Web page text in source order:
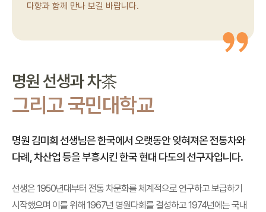
다향과 함께 만나 보길 바랍니다.
명원 선생과 차茶
그리고 국민대학교
명원 김미희 선생님은 한국에서 오랫동안 잊혀져온 전통차와
다례, 차산업 등을 부흥시킨 한국 현대 다도의 선구자입니다.
선생은 1950년대부터 전통 차문화를 체계적으로 연구하고 보급하기
시작했으며 이를 위해 1967년 명원다회를 결성하고 1974년에는 국내